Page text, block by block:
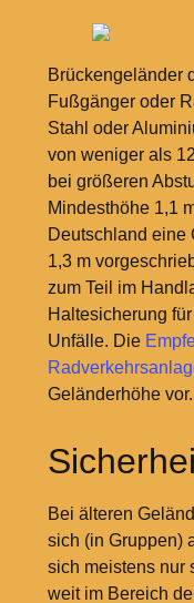
Brückengeländer
Fußgänger oder
Stahl oder
von weniger als 12
bei größeren
Mindesthöhe 1,1
Deutschland eine
1,3 m
zum Teil im
Haltesicherung
Unfälle. Die
Geländerhöhe vor.
Bei älteren
sich (in Gruppen)
sich meistens nur
weit im Bereich